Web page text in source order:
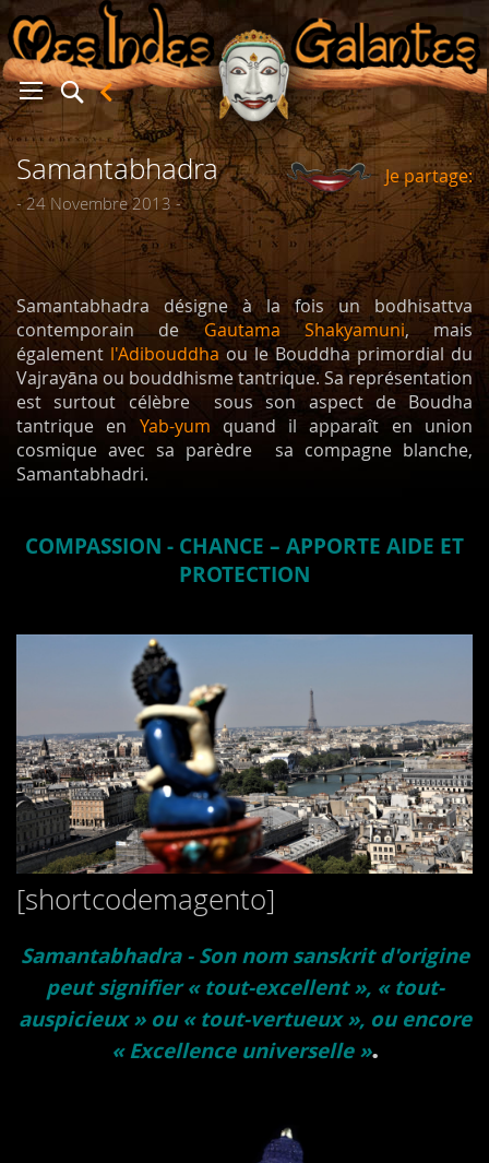
Samantabhadra
- 24 Novembre 2013 -
Je partage:
Samantabhadra désigne à la fois un bodhisattva
contemporain deGautama Shakyamuni, mais
également l'Adibouddhaou le Bouddha primordial du
Vajrayāna ou bouddhisme tantrique. Sa représentation
est surtout célèbre sous son aspect de Boudha
tantrique en Yab-yum quand il apparaît en union
cosmique avec sa parèdre sa compagne blanche,
Samantabhadri.
COMPASSION - CHANCE – APPORTE AIDE ET
PROTECTION
[shortcodemagento]
Samantabhadra - Son nom sanskrit d'origine
peut signifier « tout-excellent », « tout-
auspicieux » ou « tout-vertueux », ou encore
« Excellence universelle ».